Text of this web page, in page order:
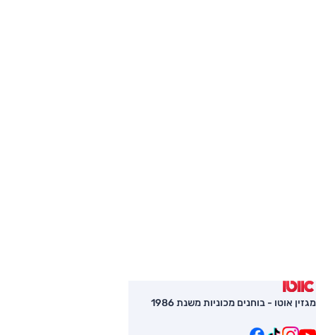
מגזין אוטו - בוחנים מכוניות משנת 1986